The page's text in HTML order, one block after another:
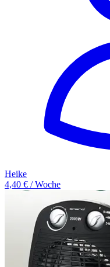
Heike
4,40 € / Woche